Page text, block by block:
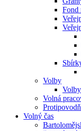
Fond
Volby
Volná
Volný čas